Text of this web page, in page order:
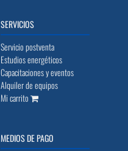
SERVICIOS
Servicio postventa
Estudios energéticos
Capacitaciones y eventos
Alquiler de equipos
Mi carrito
MEDIOS DE PAGO